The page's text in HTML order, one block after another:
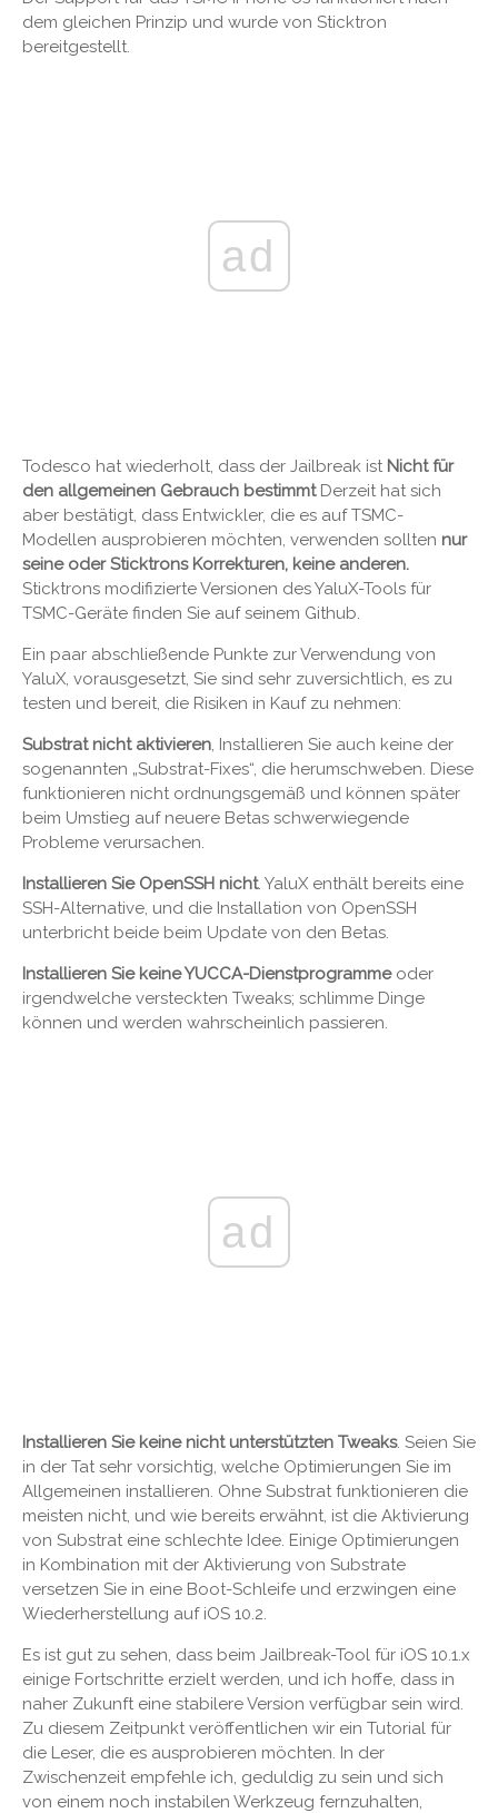
dem gleichen Prinzip und wurde von Sticktron
bereitgestellt.
ad
Todesco hat wiederholt, dass der Jailbreak ist Nicht für
den allgemeinen Gebrauch bestimmtDerzeit hat sich
aber bestätigt, dass Entwickler, die es auf TSMC-
Modellen ausprobieren möchten, verwenden sollten nur
seine oder Sticktrons Korrekturen, keine anderen.
Sticktrons modifizierte Versionen des YaluX-Tools für
TSMC-Geräte finden Sie auf seinem Github.
Ein paar abschließende Punkte zur Verwendung von
YaluX, vorausgesetzt, Sie sind sehr zuversichtlich, es zu
testen und bereit, die Risiken in Kauf zu nehmen:
Substrat nicht aktivieren, Installieren Sie auch keine der
sogenannten „Substrat-Fixes“, die herumschweben. Diese
funktionieren nicht ordnungsgemäß und können später
beim Umstieg auf neuere Betas schwerwiegende
Probleme verursachen.
Installieren Sie OpenSSH nicht. YaluX enthält bereits eine
SSH-Alternative, und die Installation von OpenSSH
unterbricht beide beim Update von den Betas.
Installieren Sie keine YUCCA-Dienstprogrammeoder
irgendwelche versteckten Tweaks; schlimme Dinge
können und werden wahrscheinlich passieren.
ad
Installieren Sie keine nicht unterstützten Tweaks. Seien Sie
in der Tat sehr vorsichtig, welche Optimierungen Sie im
Allgemeinen installieren. Ohne Substrat funktionieren die
meisten nicht, und wie bereits erwähnt, ist die Aktivierung
von Substrat eine schlechte Idee. Einige Optimierungen
in Kombination mit der Aktivierung von Substrate
versetzen Sie in eine Boot-Schleife und erzwingen eine
Wiederherstellung auf iOS 10.2.
Es ist gut zu sehen, dass beim Jailbreak-Tool für iOS 10.1.x
einige Fortschritte erzielt werden, und ich hoffe, dass in
naher Zukunft eine stabilere Version verfügbar sein wird.
Zu diesem Zeitpunkt veröffentlichen wir ein Tutorial für
die Leser, die es ausprobieren möchten. In der
Zwischenzeit empfehle ich, geduldig zu sein und sich
von einem noch instabilen Werkzeug fernzuhalten,